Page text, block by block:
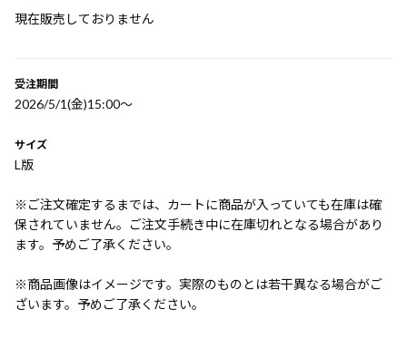
現在販売しておりません
受注期間
2026/5/1(金)15:00〜
サイズ
L版
※ご注文確定するまでは、カートに商品が入っていても在庫は確
保されていません。ご注文手続き中に在庫切れとなる場合があり
ます。予めご了承ください。
※商品画像はイメージです。実際のものとは若干異なる場合がご
ざいます。予めご了承ください。